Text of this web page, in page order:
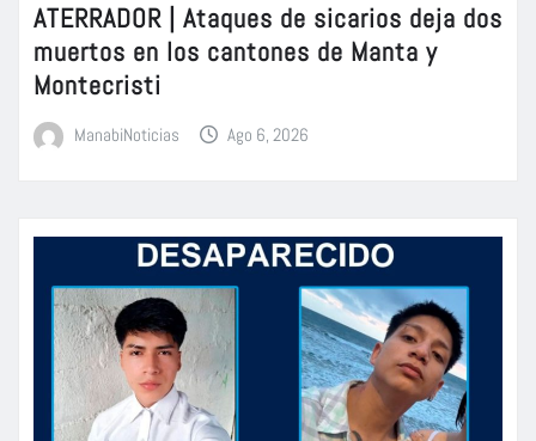
ATERRADOR | Ataques de sicarios deja dos
muertos en los cantones de Manta y
Montecristi
ManabiNoticias Ago 6, 2026